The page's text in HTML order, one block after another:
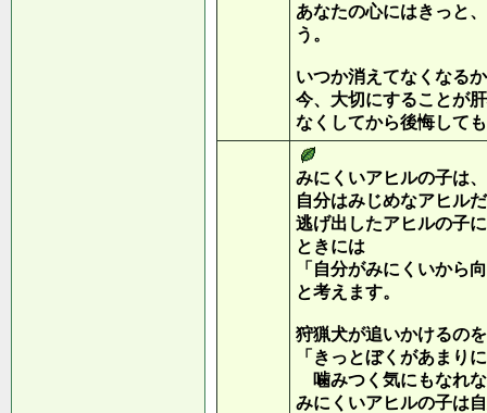
あなたの心にはきっと
う。
いつか消えてなくなる
今、大切にすることが
なくしてから後悔して
みにくいアヒルの子は、
自分はみじめなアヒル
逃げ出したアヒルの子
ときには
「自分がみにくいから
と考えます。
狩猟犬が追いかけるの
「きっとぼくがあまり
噛みつく気にもなれ
みにくいアヒルの子は